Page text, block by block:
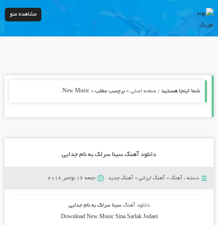
مشاهده منو
شما اینجا هستید : صفحه اصلی» برچسب مطلب » New Music
دانلود آهنگ سینا سرلک به نام جدایی
دسته : آهنگ» آهنگ ایرانی» آهنگ جدید جمعه 16 نوامبر 2018
دانلود آهنگ سینا سرلک به نام جدایی
Download New Music Sina Sarlak Jodaei